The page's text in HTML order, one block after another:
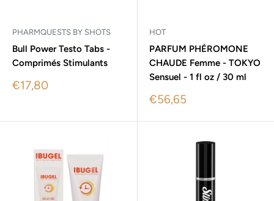
PHARMQUESTS BY SHOTS
Bull Power Testo Tabs -
Comprimés Stimulants
Sale
€17,80
HOT
PARFUM PHÉROMONE
CHAUDE Femme - TOKYO
Sensuel - 1 fl oz / 30 ml
Sale
€56,65